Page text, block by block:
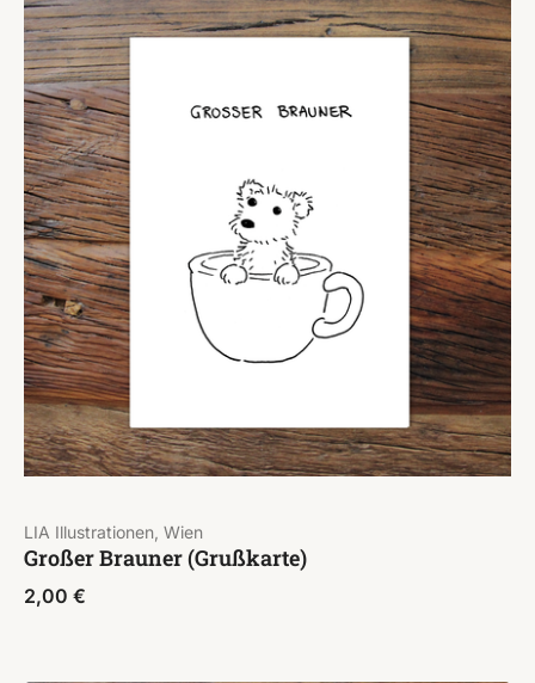
LIA Illustrationen, Wien
Großer Brauner (Grußkarte)
2,00 €